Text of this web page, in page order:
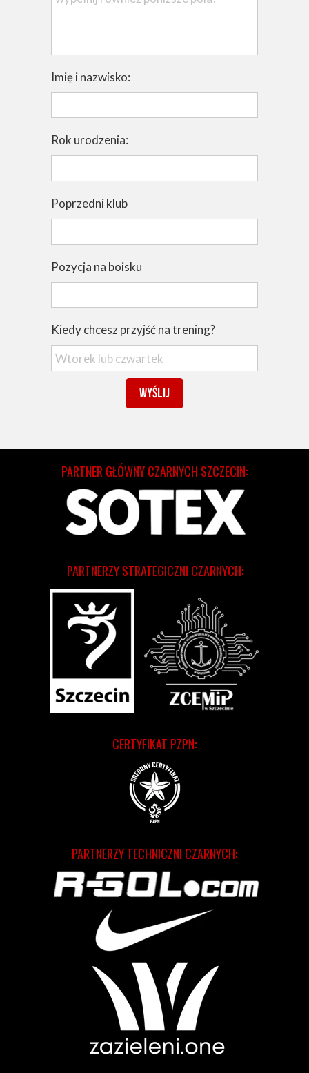
Imię i nazwisko:
Rok urodzenia:
Poprzedni klub
Pozycja na boisku
Kiedy chcesz przyjść na trening?
Wyślij
CERTYFIKAT PZPN:
PARTNERZY TECHNICZNI CZARNYCH:
PARTNERZY STRATEGICZNI CZARNYCH:
PARTNER GŁÓWNY CZARNYCH SZCZECIN: